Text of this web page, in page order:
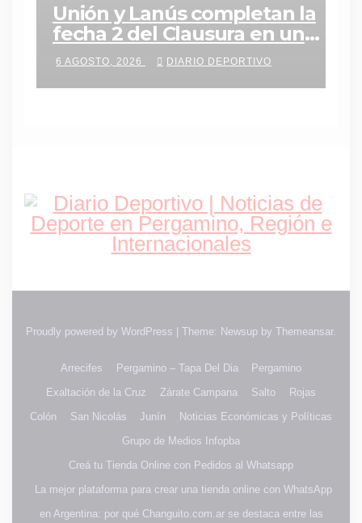
Unión y Lanús completan la
fecha 2 del Clausura en un
duelo clave en Santa Fe
6 AGOSTO, 2026 DIARIO DEPORTIVO
Proudly powered by WordPress Theme: Newsup by Themeansar.
Arrecifes Pergamino – Tapa Del Dia
Pergamino
Exaltación de la Cruz
Zárate Campana Salto
Rojas
Colón
San Nicolás Junín
Noticias Económicas y Políticas
Grupo de Medios Infopba
Creá tu Tienda Online con Pedidos al Whatsapp
La mejor plataforma para crear una tienda online con WhatsApp
en Argentina: por qué Changuito.com.ar se destaca entre las